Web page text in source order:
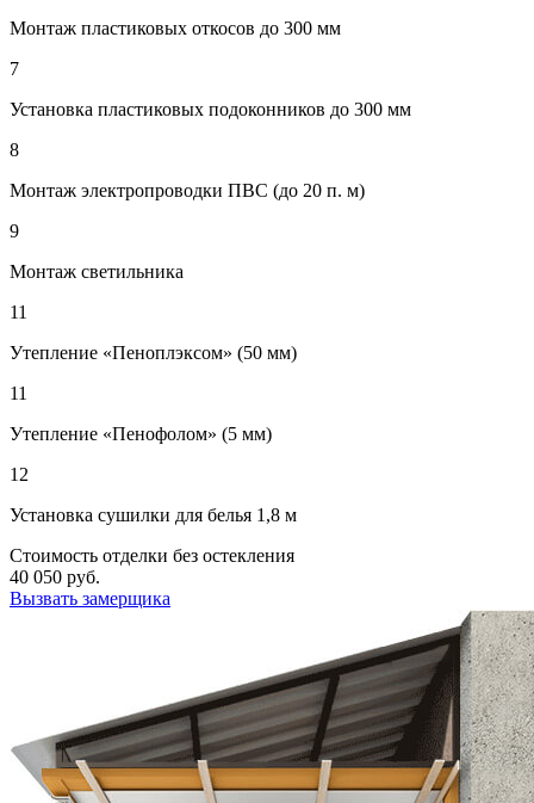
Монтаж пластиковых откосов до 300 мм
7
Установка пластиковых подоконников до 300 мм
8
Монтаж электропроводки ПВС (до 20 п. м)
9
Монтаж светильника
11
Утепление «Пеноплэксом» (50 мм)
11
Утепление «Пенофолом» (5 мм)
12
Установка сушилки для белья 1,8 м
Стоимость отделки без остекления
40 050 руб.
Вызвать замерщика